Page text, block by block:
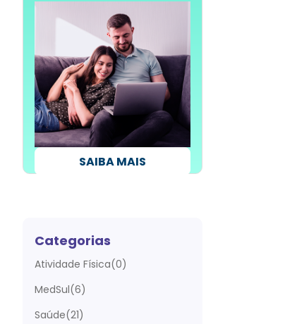
SAIBA MAIS
Categorias
Atividade Física(0)
MedSul(6)
Saúde(21)